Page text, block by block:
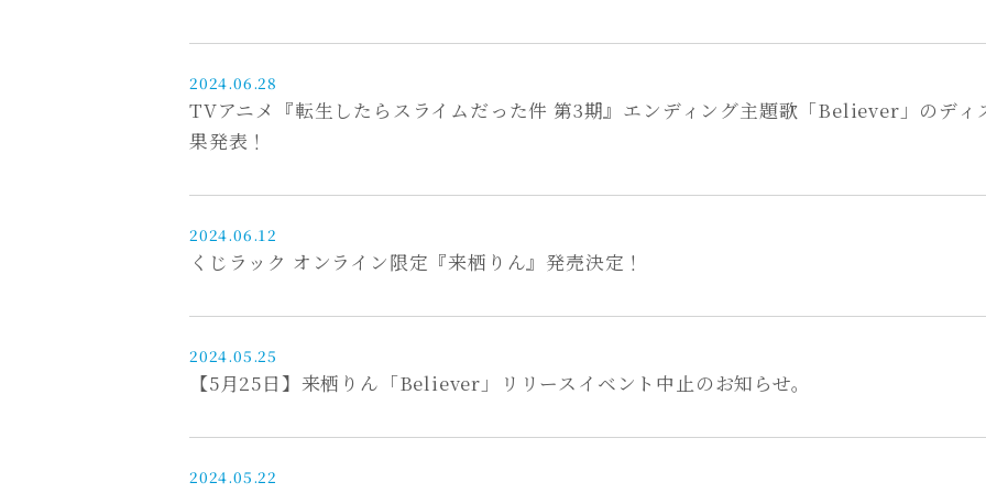
2024.06.28
TVアニメ『転生したらスライムだった件 第3期』エンディング主題歌「Believer」のディ
果発表！
2024.06.12
くじラック オンライン限定『来栖りん』発売決定！
2024.05.25
【5月25日】来栖りん「Believer」リリースイベント中止のお知らせ。
2024.05.22